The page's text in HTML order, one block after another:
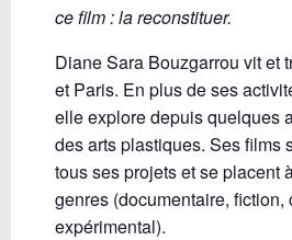
ce film : la reconstituer.
Diane Sara Bouzgarrou vit et
et Paris. En plus de ses
elle explore depuis quelques
des arts plastiques. Ses films
tous ses projets et se placent
genres (documentaire, fiction,
expérimental).